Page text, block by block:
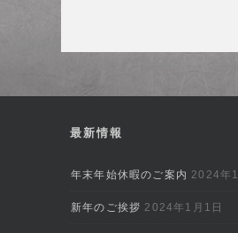
最新情報
年末年始休暇のご案内 2024年
新年のご挨拶 2024年1月1日